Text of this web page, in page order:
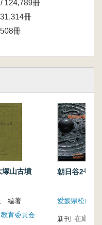
124,789冊
冊
冊
塚山古墳
編著
育委員会
朝日谷2号墳
新刊 在庫なし